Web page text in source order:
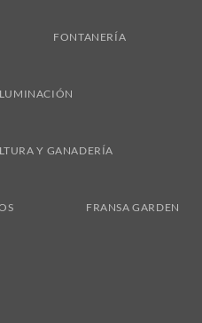
FONTANERÍA
Y GANADERÍA
FRANSA GARDEN